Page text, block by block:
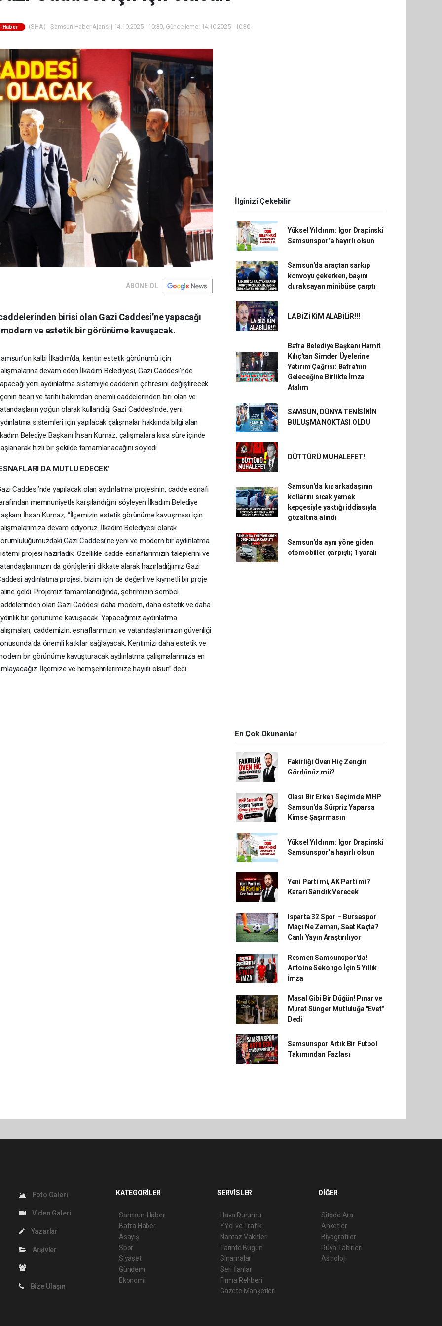
Haber (SHA) - Samsun Haber Ajansı | 14.10.2025 - 10:30, Güncelleme: 14.10.2025 - 10:30
ABONE OL
birisi olan Gazi Caddesi’ne yapacağı
ve estetik bir görünüme kavuşacak.
kalbi İlkadım’da, kentin estetik görünümü için
devam eden İlkadım Belediyesi, Gazi Caddesi’nde
yeni aydınlatma sistemiyle caddenin çehresini değiştirecek.
ticari ve tarihi bakımdan önemli caddelerinden biri olan ve
yoğun olarak kullandığı Gazi Caddesi’nde, yeni
sistemleri için yapılacak çalışmalar hakkında bilgi alan
Belediye Başkanı İhsan Kurnaz, çalışmalara kısa süre içinde
hızlı bir şekilde tamamlanacağını söyledi.
DA MUTLU EDECEK’
Caddesi’nde yapılacak olan aydınlatma projesinin, cadde esnafı
memnuniyetle karşılandığını söyleyen İlkadım Belediye
İhsan Kurnaz, “İlçemizin estetik görünüme kavuşması için
devam ediyoruz. İlkadım Belediyesi olarak
Gazi Caddesi’ne yeni ve modern bir aydınlatma
projesi hazırladık. Özellikle cadde esnaflarımızın taleplerini ve
da görüşlerini dikkate alarak hazırladığımız Gazi
aydınlatma projesi, bizim için de değerli ve kıymetli bir proje
geldi. Projemiz tamamlandığında, şehrimizin sembol
olan Gazi Caddesi daha modern, daha estetik ve daha
bir görünüme kavuşacak. Yapacağımız aydınlatma
caddemizin, esnaflarımızın ve vatandaşlarımızın güvenliği
da önemli katkılar sağlayacak. Kentimizi daha estetik ve
bir görünüme kavuşturacak aydınlatma çalışmalarımıza en
İlçemize ve hemşehrilerimize hayırlı olsun” dedi.
İlginizi Çekebilir
Yüksel Yıldırım: Igor Drapinski
Samsunspor’a hayırlı olsun
Samsun'da araçtan sarkıp
konvoyu çekerken, başını
duraksayan minibüse çarptı
LA BİZİ KİM ALABİLİR!!!
Bafra Belediye Başkanı Hamit
Kılıç'tan Simder Üyelerine
Yatırım Çağrısı: Bafra'nın
Geleceğine Birlikte İmza
Atalım
SAMSUN, DÜNYA TENİSİNİN
BULUŞMA NOKTASI OLDU
DÜTTÜRÜ MUHALEFET!
Samsun'da kız arkadaşının
kollarını sıcak yemek
kepçesiyle yaktığı iddiasıyla
gözaltına alındı
Samsun'da aynı yöne giden
otomobiller çarpıştı; 1 yaralı
En Çok Okunanlar
Fakirliği Öven Hiç Zengin
Gördünüz mü?
Olası Bir Erken Seçimde MHP
Samsun'da Sürpriz Yaparsa
Kimse Şaşırmasın
Yüksel Yıldırım: Igor Drapinski
Samsunspor’a hayırlı olsun
Yeni Parti mi, AK Parti mi?
Kararı Sandık Verecek
Isparta 32 Spor – Bursaspor
Maçı Ne Zaman, Saat Kaçta?
Canlı Yayın Araştırılıyor
Resmen Samsunspor'da!
Antoine Sekongo İçin 5 Yıllık
İmza
Masal Gibi Bir Düğün! Pınar ve
Murat Sünger Mutluluğa "Evet"
Dedi
Samsunspor Artık Bir Futbol
Takımından Fazlası
Foto Galeri
Video Galeri
Yazarlar
Arşivler
Bize Ulaşın
KATEGORİLER
Samsun-Haber
Bafra Haber
Asayiş
Spor
Siyaset
Gündem
Ekonomi
SERVİSLER
Hava Durumu
YYol ve Trafik
Namaz Vakitleri
Tarihte Bugün
Sinamalar
Seri İlanlar
Firma Rehberi
Gazete Manşetleri
DİĞER
Sitede Ara
Anketler
Biyografiler
Rüya Tabirleri
Astroloji